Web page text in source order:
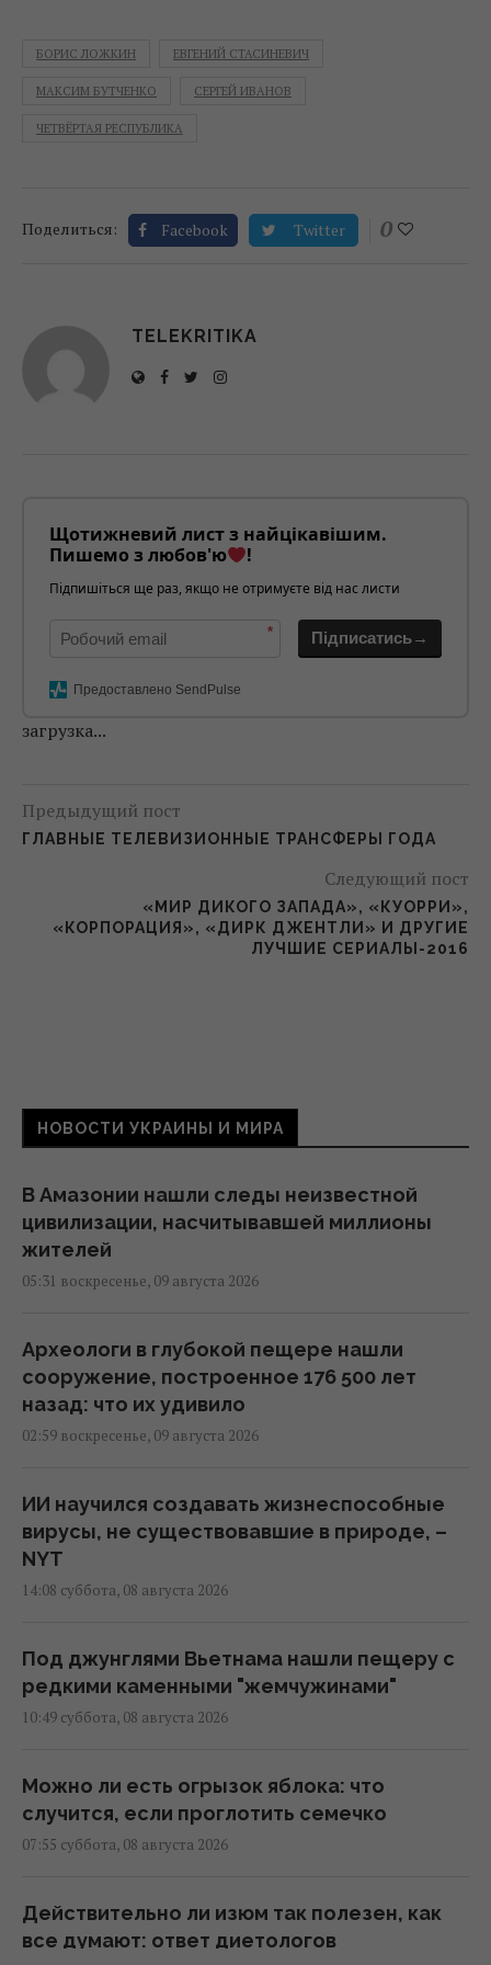
БОРИС ЛОЖКИН ЕВГЕНИЙ СТАСИНЕВИЧ
МАКСИМ БУТЧЕНКО СЕРГЕЙ ИВАНОВ
ЧЕТВЁРТАЯ РЕСПУБЛИКА
Поделиться: Facebook Twitter 0
TELEKRITIKA
Щотижневий лист з найцікавішим.
Пишемо з любов'ю
!
Підпишіться ще раз, якщо не отримуєте від нас листи
* Підписатись→
Предоставлено SendPulse
загрузка...
Предыдущий пост
ГЛАВНЫЕ ТЕЛЕВИЗИОННЫЕ ТРАНСФЕРЫ ГОДА
Следующий пост
«МИР ДИКОГО ЗАПАДА», «КУОРРИ»,
«КОРПОРАЦИЯ», «ДИРК ДЖЕНТЛИ» И ДРУГИЕ
ЛУЧШИЕ СЕРИАЛЫ-2016
НОВОСТИ УКРАИНЫ И МИРА
В Амазонии нашли следы неизвестной
цивилизации, насчитывавшей миллионы
жителей
05:31 воскресенье, 09 августа 2026
Археологи в глубокой пещере нашли
сооружение, построенное 176 500 лет
назад: что их удивило
02:59 воскресенье, 09 августа 2026
ИИ научился создавать жизнеспособные
вирусы, не существовавшие в природе, –
NYT
14:08 суббота, 08 августа 2026
Под джунглями Вьетнама нашли пещеру с
редкими каменными "жемчужинами"
10:49 суббота, 08 августа 2026
Можно ли есть огрызок яблока: что
случится, если проглотить семечко
07:55 суббота, 08 августа 2026
Действительно ли изюм так полезен, как
все думают: ответ диетологов